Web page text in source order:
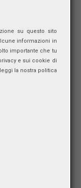
su questo sito
informazioni in
importante che tu
e sui cookie di
la nostra politica